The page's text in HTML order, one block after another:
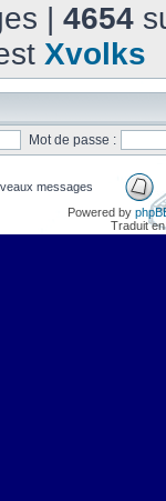
| 4654
Xvolks
Mot de passe :
messages
Powered by
Traduit